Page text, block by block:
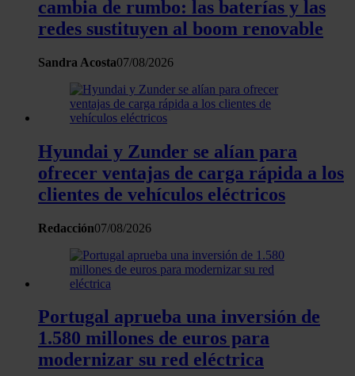
de cookies.
el contenido y los anuncios, ofrecer funciones de redes
sociales y analizar el tráfico. Además, compartimos
información sobre el uso que haga del sitio web con
nuestros partners de redes sociales, publicidad y análisis
web, quienes pueden combinarla con otra información
que les haya proporcionado o que hayan recopilado a
partir del uso que haya hecho de sus servicios.
cambia de rumbo: las baterías y las
redes sustituyen al boom renovable
Sandra Acosta07/08/2026
Hyundai y Zunder se alían para
ofrecer ventajas de carga rápida a los
clientes de vehículos eléctricos
Redacción07/08/2026
Portugal aprueba una inversión de
1.580 millones de euros para
modernizar su red eléctrica